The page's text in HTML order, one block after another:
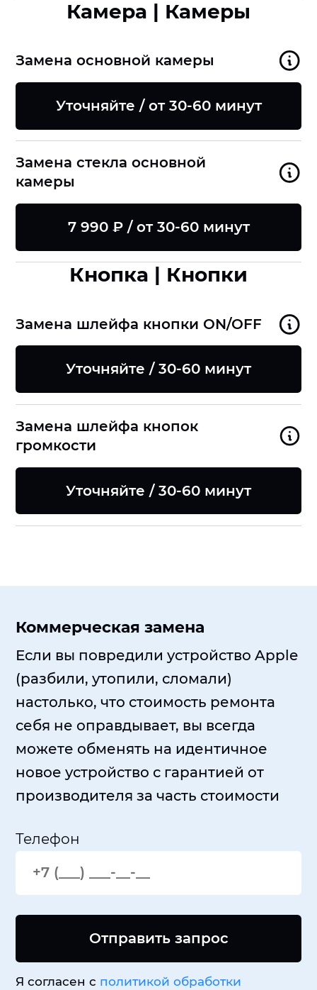
Камера | Камеры
Замена основной камеры
Уточняйте / от 30-60 минут
Замена стекла основной
камеры
7 990 ₽ / от 30-60 минут
Кнопка | Кнопки
Замена шлейфа кнопки ON/OFF
Уточняйте / 30-60 минут
Замена шлейфа кнопок
громкости
Уточняйте / 30-60 минут
Коммерческая замена
Если вы повредили устройство Apple
(разбили, утопили, сломали)
настолько, что стоимость ремонта
себя не оправдывает, вы всегда
можете обменять на идентичное
новое устройство с гарантией от
производителя за часть стоимости
Телефон
Отправить запрос
Я согласен с политикой обработки